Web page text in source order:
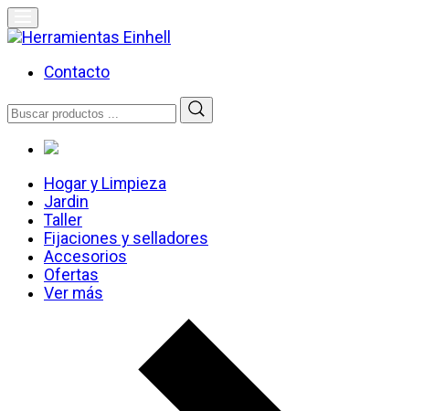
Skip
to
Herramientas Einhell
Distribuidor Oficial
Contacto
Buscar
por:
Hogar y Limpieza
Jardin
Taller
Fijaciones y selladores
Accesorios
Ofertas
Ver más